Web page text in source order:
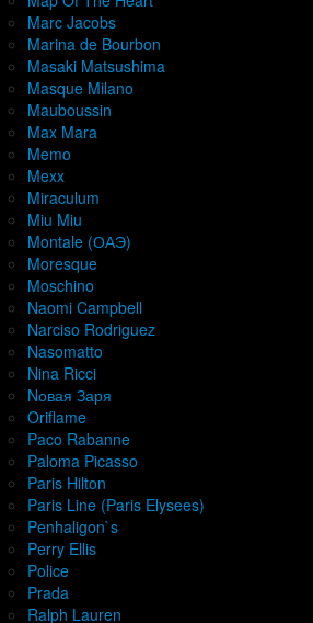
Marc Jacobs
Marina de Bourbon
Masaki Matsushima
Masque Milano
Mauboussin
Max Mara
Memo
Mexx
Miraculum
Miu Miu
Montale (ОАЭ)
Moresque
Moschino
Naomi Campbell
Narciso Rodriguez
Nasomatto
Nina Ricci
Nовая Заря
Oriflame
Paco Rabanne
Paloma Picasso
Paris Hilton
Paris Line (Paris Elysees)
Penhaligon`s
Perry Ellis
Police
Prada
Ralph Lauren